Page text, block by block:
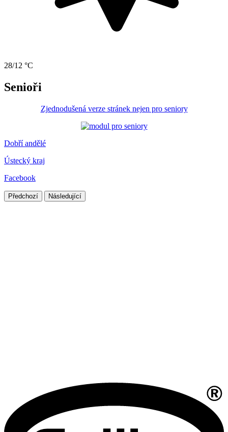
28/12 °C
Senioři
Zjednodušená verze stránek nejen pro seniory
Dobří andělé
Ústecký kraj
Facebook
Předchozí Následující